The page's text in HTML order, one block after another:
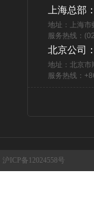
上海总部
地址：上海
服务热线：
北京公司
地址：北京市
服务热线：
沪ICP备12024558号